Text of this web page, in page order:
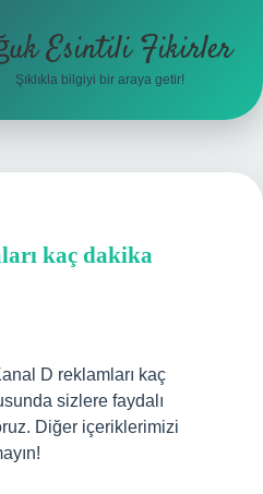
Esintili Fikirler
Şıklıkla bilgiyi bir araya getir!
kaç dakika
D reklamları kaç
sizlere faydalı
Diğer içeriklerimizi